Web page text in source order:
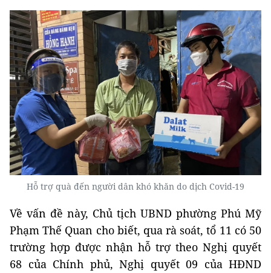
Hỗ trợ quà đến người dân khó khăn do dịch Covid-19
Về vấn đề này, Chủ tịch UBND phường Phú Mỹ
Phạm Thế Quan cho biết, qua rà soát, tổ 11 có 50
trường hợp được nhận hỗ trợ theo Nghị quyết
68 của Chính phủ, Nghị quyết 09 của HĐND